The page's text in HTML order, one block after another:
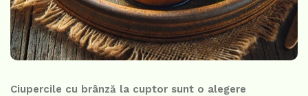
Ciupercile cu brânză la cuptor sunt o alegere